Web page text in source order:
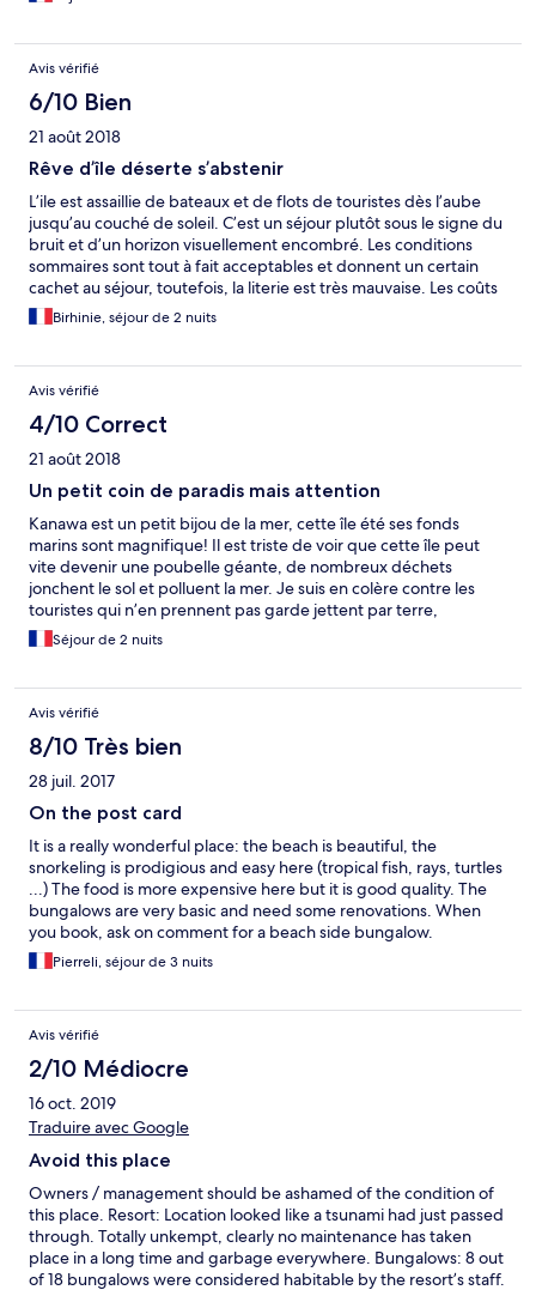
Avis vérifié
6/10 Bien
21 août 2018
Rêve d’île déserte s’abstenir
L’ile est assaillie de bateaux et de flots de touristes dès l’aube
jusqu’au couché de soleil. C’est un séjour plutôt sous le signe du
bruit et d’un horizon visuellement encombré. Les conditions
sommaires sont tout à fait acceptables et donnent un certain
cachet au séjour, toutefois, la literie est très mauvaise. Les coûts
des locations (materiel de snorkeling) et des produits
(boissons...) sont excessifs et de surccroit le restaurant est
out à 8h !!!!! Si vous voulez partir plus tard vous paierez le bateau
en sus 900 000 IDR. Le personnel est jeune et serviable. Les
équipes tournent et sont majoritairement sympathiques et
attentives.
Birhinie, séjour de 2 nuits
Avis vérifié
4/10 Correct
21 août 2018
Un petit coin de paradis mais attention
Kanawa est un petit bijou de la mer, cette île été ses fonds
marins sont magnifique! Il est triste de voir que cette île peut
vite devenir une poubelle géante, de nombreux déchets
jonchent le sol et polluent la mer. Je suis en colère contre les
touristes qui n’en prennent pas garde jettent par terre,
marchent sur les coraux et contre son propriétaire un
neerlandais qui s offre un diamant mais n en prend pas soin.
monde fasse de même. Le logement est très spartiate nous n
avons pas eu d eau au moment des douches mais cela nous
convenait nous savions. Attention le bateau gratuit pour rentrer
est à 8hoo du matin tandis que sur expédia quand nous avions
réservé ilnetait inscrit un départ à 12hoo. Impossible de
négocier, nous avons payé un autre bateau pour partir à 12hoo
et profiter encore de la mer. Soyons des touristes respectueux
de l environnement !
Séjour de 2 nuits
Avis vérifié
8/10 Très bien
28 juil. 2017
On the post card
It is a really wonderful place: the beach is beautiful, the
snorkeling is prodigious and easy here (tropical fish, rays, turtles
...) The food is more expensive here but it is good quality. The
bungalows are very basic and need some renovations. When
you book, ask on comment for a beach side bungalow.
Pierreli, séjour de 3 nuits
Avis vérifié
2/10 Médiocre
16 oct. 2019
Traduire avec Google
Avoid this place
Owners / management should be ashamed of the condition of
this place. Resort: Location looked like a tsunami had just passed
through. Totally unkempt, clearly no maintenance has taken
place in a long time and garbage everywhere. Bungalows: 8 out
of 18 bungalows were considered habitable by the resort’s staff.